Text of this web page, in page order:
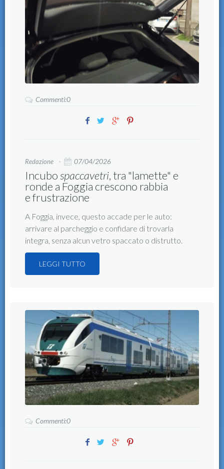
Commenti:0
Redazione 07/04/2026
Incubospaccavetri, tra "lamette" e
ronde a Foggia crescono rabbia
e frustrazione
A Foggia, invece, questo accade per le auto:
arrivare al parcheggio e confidare di trovarla
integra, senza alcun vetro spaccato o distrutto.
LEGGI TUTTO
Commenti:0